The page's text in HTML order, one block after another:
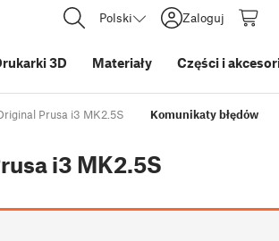
Polski Zaloguj
3D Materiały Części i
Prusa i3 MK2.5S Komunikaty błędów
i3 MK2.5S